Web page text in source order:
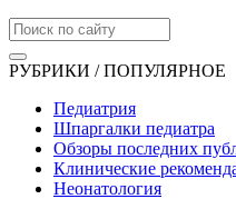
РУБРИКИ / ПОПУЛЯРНОЕ
Педиатрия
Шпаргалки педиатра
Обзоры последних
Клинические
Неонатология